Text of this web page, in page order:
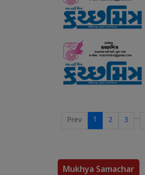
Prev 1 2 3 …
Mukhya Samachar